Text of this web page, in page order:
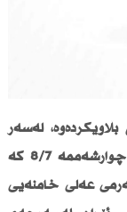
لەسەر
راسپاردەی عەلی زەیدی سەرۆك وەزیران، رۆژی چوارشەممە 8/7 كە
عەلی خامنەیی